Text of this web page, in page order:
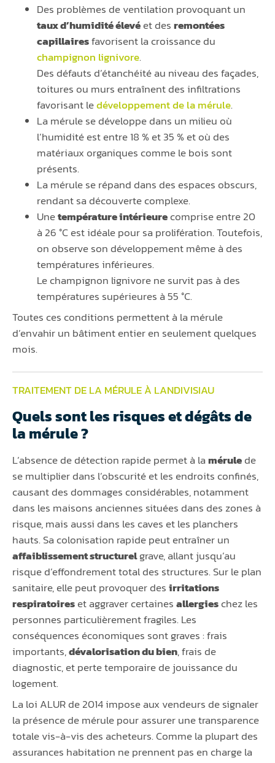
Des problèmes de ventilation provoquant un
taux d’humidité élevéet desremontées
capillairesfavorisent la croissance du
champignon lignivore.
Des défauts d’étanchéité au niveau des façades,
toitures ou murs entraînent des infiltrations
favorisant ledéveloppement de la mérule.
La mérule se développe dans un milieu où
l’humidité est entre 18 % et 35 % et où des
matériaux organiques comme le bois sont
présents.
La mérule se répand dans des espaces obscurs,
rendant sa découverte complexe.
Unetempérature intérieurecomprise entre 20
à 26 °C est idéale pour sa prolifération. Toutefois,
on observe son développement même à des
températures inférieures.
Le champignon lignivore ne survit pas à des
températures supérieures à 55 °C.
Toutes ces conditions permettent à la mérule
d’envahir un bâtiment entier en seulement quelques
mois.
TRAITEMENT DE LA MÉRULE À LANDIVISIAU
Quels sont les risques et dégâts de
la mérule ?
L’absence de détection rapide permet à lamérulede
se multiplier dans l’obscurité et les endroits confinés,
causant des dommages considérables, notamment
dans les maisons anciennes situées dans des zones à
risque, mais aussi dans les caves et les planchers
hauts. Sa colonisation rapide peut entraîner un
affaiblissement structurelgrave, allant jusqu’au
risque d’effondrement total des structures. Sur le plan
sanitaire, elle peut provoquer desirritations
respiratoireset aggraver certainesallergieschez les
personnes particulièrement fragiles. Les
conséquences économiques sont graves : frais
importants,dévalorisation du bien, frais de
diagnostic, et perte temporaire de jouissance du
logement.
La loi ALUR de 2014 impose aux vendeurs de signaler
la présence de mérule pour assurer une transparence
totale vis-à-vis des acheteurs. Comme la plupart des
assurances habitation ne prennent pas en charge la